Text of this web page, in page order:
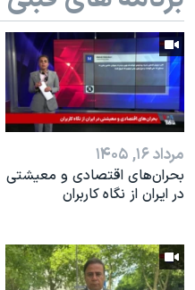
نرگس محمدی برنده جایزه
همایش محافظه‌کاران آمریکا
صفحه‌های ویژه
سفر پرزیدنت ترامپ به چین
مرداد ۱۶, ۱۴۰۵
بحران‌های اقتصادی و معیشتی
در ایران از نگاه کاربران